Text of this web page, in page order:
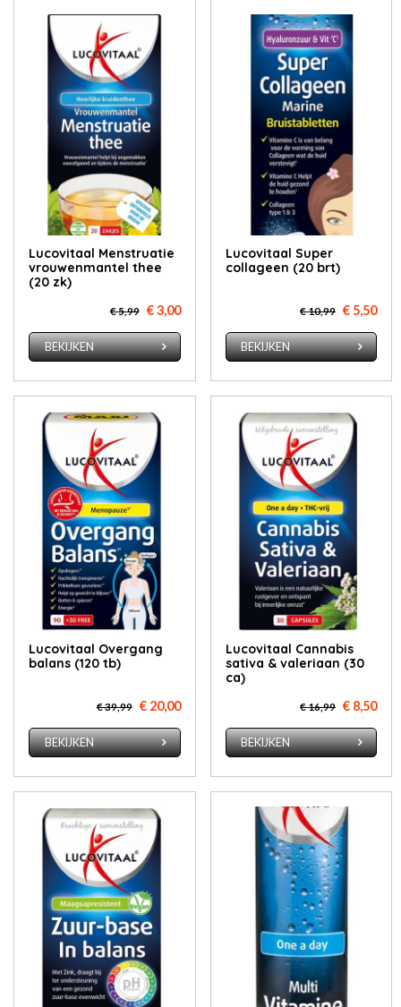
Lucovitaal Menstruatie
vrouwenmantel thee
(20 zk)
€ 5,99 € 3,00
BEKIJKEN
Lucovitaal Super
collageen (20 brt)
€ 10,99 € 5,50
BEKIJKEN
Lucovitaal Overgang
balans (120 tb)
€ 39,99 € 20,00
BEKIJKEN
Lucovitaal Cannabis
sativa & valeriaan (30
ca)
€ 16,99 € 8,50
BEKIJKEN